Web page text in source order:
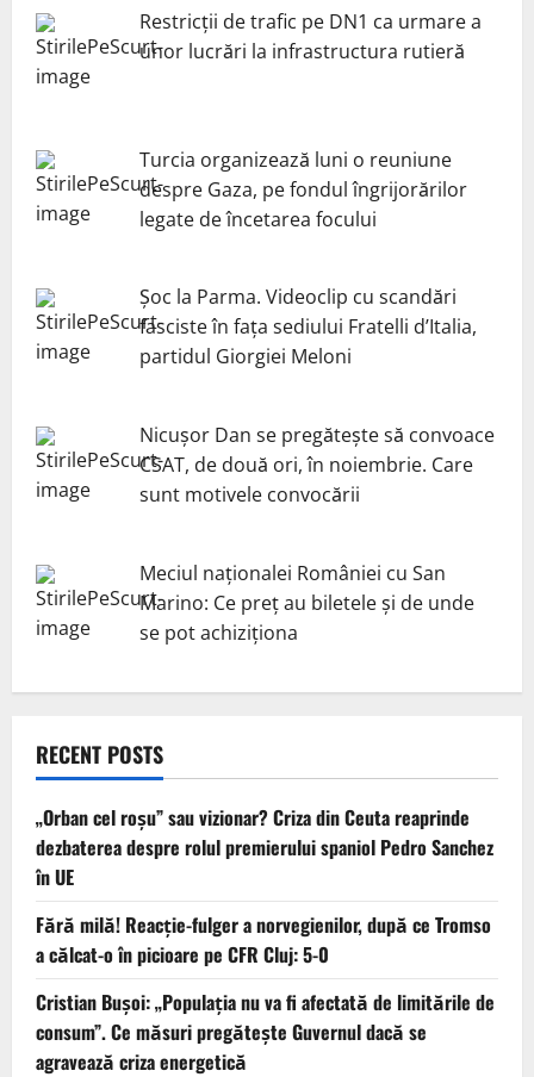
Restricții de trafic pe DN1 ca urmare a
unor lucrări la infrastructura rutieră
Turcia organizează luni o reuniune
despre Gaza, pe fondul îngrijorărilor
legate de încetarea focului
Șoc la Parma. Videoclip cu scandări
fasciste în fața sediului Fratelli d’Italia,
partidul Giorgiei Meloni
Nicuşor Dan se pregăteşte să convoace
CSAT, de două ori, în noiembrie. Care
sunt motivele convocării
Meciul naționalei României cu San
Marino: Ce preț au biletele și de unde
se pot achiziționa
RECENT POSTS
„Orban cel roșu” sau vizionar? Criza din Ceuta reaprinde
dezbaterea despre rolul premierului spaniol Pedro Sanchez
în UE
Fără milă! Reacție-fulger a norvegienilor, după ce Tromso
a călcat-o în picioare pe CFR Cluj: 5-0
Cristian Bușoi: „Populația nu va fi afectată de limitările de
consum”. Ce măsuri pregătește Guvernul dacă se
agravează criza energetică